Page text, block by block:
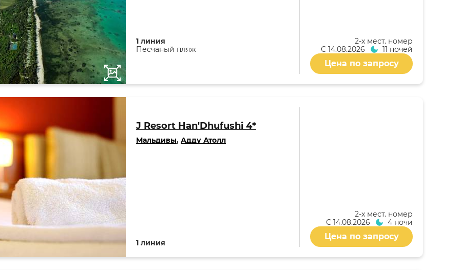
1 линия
Песчаный пляж
2-x мест. номер
С 14.08.2026 11 ночей
Цена по запросу
J Resort Han'Dhufushi 4*
Мальдивы, Адду Атолл
1 линия
2-x мест. номер
С 14.08.2026 4 ночи
Цена по запросу